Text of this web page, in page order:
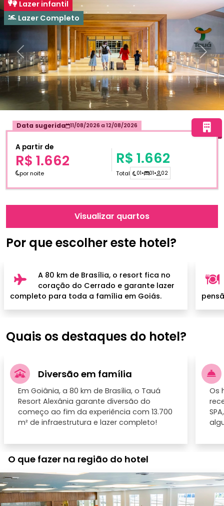
Anterior
Lazer infantil
Lazer Completo
Por que escolher este hotel?
A 80 km de Brasília, o resort fica no
coração do Cerrado e garante lazer
completo para toda a família em Goiás.
Data sugerida 11/08/2026 a 12/08/2026
A partir de
R$ 1.662
por noite
R$ 1.662
Total 01• 01• 02
Visualizar quartos
Quais os destaques do hotel?
Diversão em família
Em Goiânia, a 80 km de Brasília, o Tauá
Resort Alexânia garante diversão do
começo ao fim da experiência com 13.700
m² de infraestrutura e lazer completo!
Os
O que fazer na região do hotel